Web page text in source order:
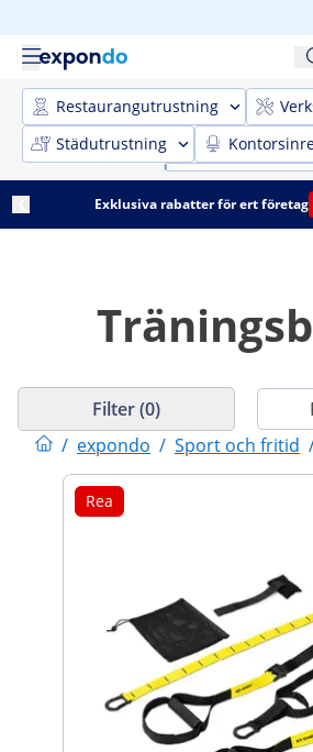
Restaurangutrustning
Städutrustning
Exklusiva rabatter för ert företag
/ expondo / Sport och fritid
Filter (0)
Rea